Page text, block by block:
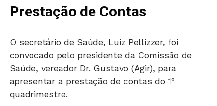
Prestação de Contas
O secretário de Saúde, Luiz Pellizzer, foi
convocado pelo presidente da Comissão de
Saúde, vereador Dr. Gustavo (Agir), para
apresentar a prestação de contas do 1º
quadrimestre.